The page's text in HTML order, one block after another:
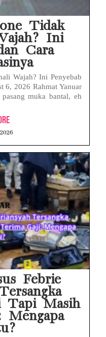
Tidak
Ini
Cara
Wajah? Ini Penyebab
6, 2026 Rahmat Yanuar
muka bantal, eh
Febrie
Tapi Masih